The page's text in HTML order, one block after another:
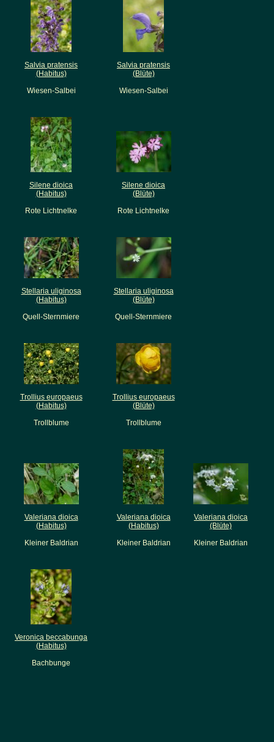
Salvia pratensis
(Habitus)
Wiesen-Salbei
Salvia pratensis
(Blüte)
Wiesen-Salbei
Silene dioica
(Habitus)
Rote Lichtnelke
Silene dioica
(Blüte)
Rote Lichtnelke
Stellaria uliginosa
(Habitus)
Quell-Sternmiere
Stellaria uliginosa
(Blüte)
Quell-Sternmiere
Trollius europaeus
(Habitus)
Trollblume
Trollius europaeus
(Blüte)
Trollblume
Valeriana dioica
(Habitus)
Kleiner Baldrian
Valeriana dioica
(Habitus)
Kleiner Baldrian
Valeriana dioica
(Blüte)
Kleiner Baldrian
Veronica beccabunga
(Habitus)
Bachbunge